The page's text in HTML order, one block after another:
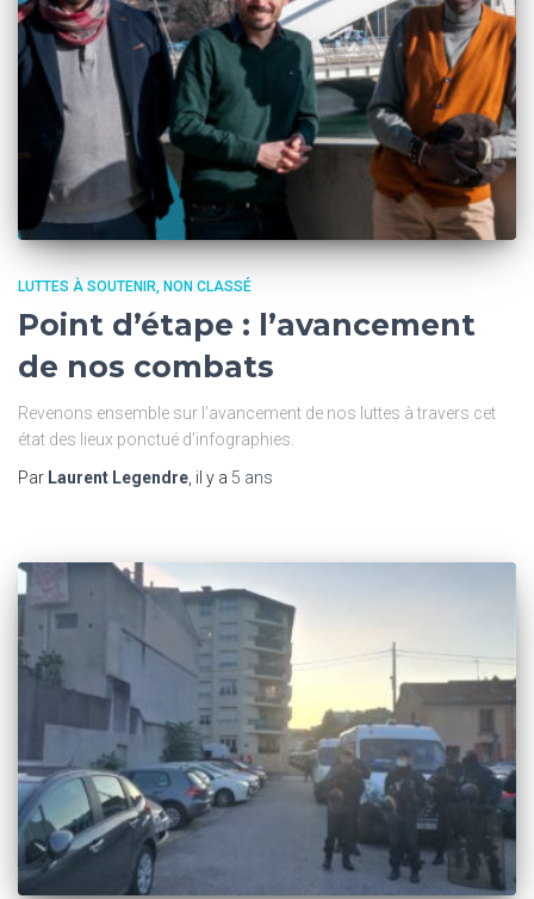
LUTTES À SOUTENIR NON CLASSÉ
Point d’étape : l’avancement
de nos combats
Revenons ensemble sur l’avancement de nos luttes à travers cet
état des lieux ponctué d’infographies.
Par Laurent Legendre, il y a 5 ans